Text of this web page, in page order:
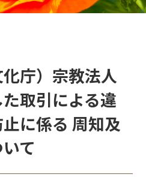
化庁）宗教法人
取引による違
に係る 周知及
て